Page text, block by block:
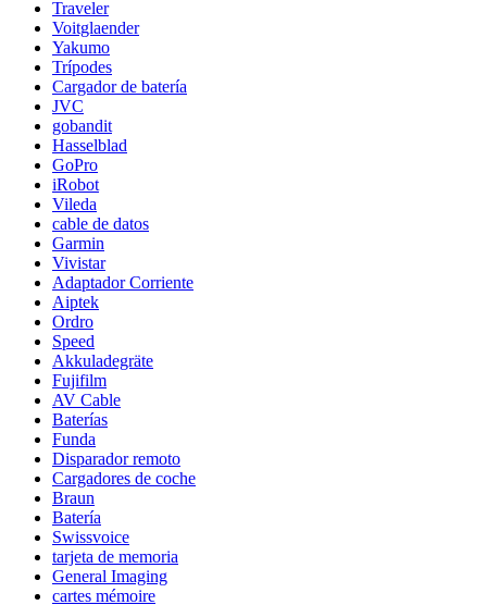
Traveler
Voitglaender
Yakumo
Trípodes
Cargador de batería
JVC
gobandit
Hasselblad
GoPro
iRobot
Vileda
cable de datos
Garmin
Vivistar
Adaptador Corriente
Aiptek
Ordro
Speed
Akkuladegräte
Fujifilm
AV Cable
Baterías
Funda
Disparador remoto
Cargadores de coche
Braun
Batería
Swissvoice
tarjeta de memoria
General Imaging
cartes mémoire